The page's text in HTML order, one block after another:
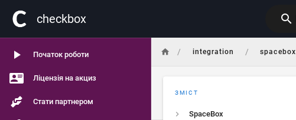
сheckbox
Початок роботи
Ліцензія на акциз
Стати партнером
/ integration / spacebox
ЗМІСТ
SpaceBox